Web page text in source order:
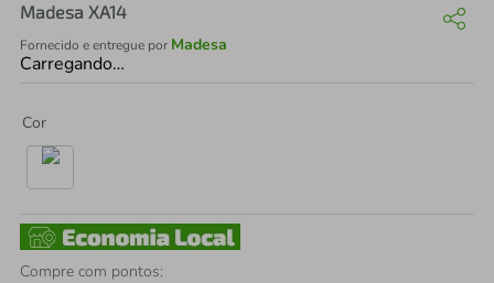
Madesa XA14
Fornecido e entregue por Madesa
Carregando…
Cor
Compre com pontos: